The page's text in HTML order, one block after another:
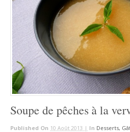
Soupe de pêches à la
Published On 10 Août 2013 | In Desserts,